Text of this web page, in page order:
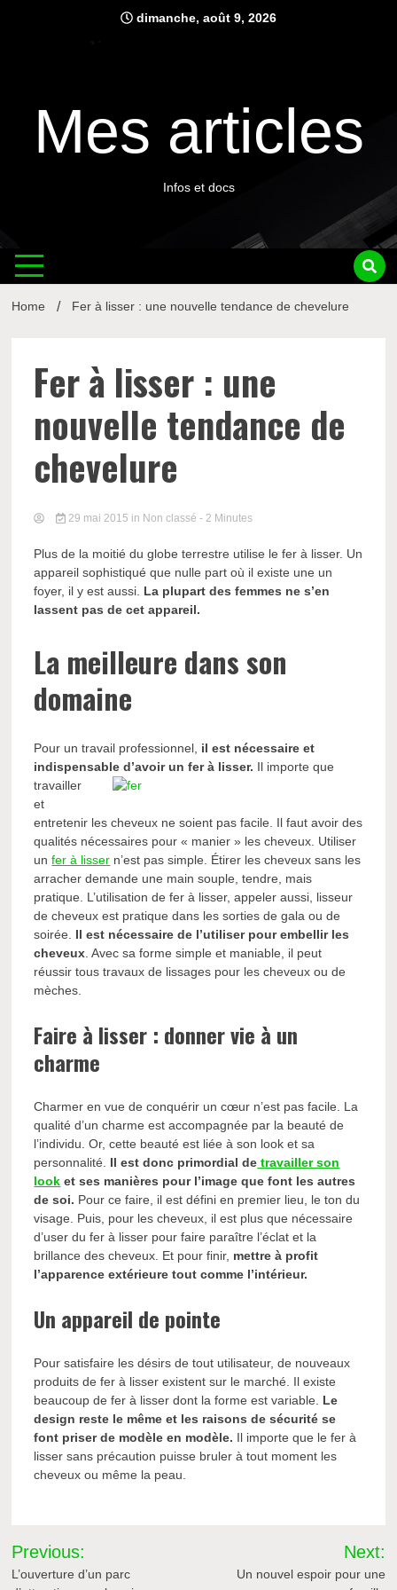
dimanche, août 9, 2026
Mes articles
Infos et docs
Home Fer à lisser : une nouvelle tendance de chevelure
Fer à lisser : une
nouvelle tendance de
chevelure
29 mai 2015 in Non classé - 2 Minutes
Plus de la moitié du globe terrestre utilise le fer à lisser. Un
appareil sophistiqué que nulle part où il existe une un
foyer, il y est aussi. La plupart des femmes ne s’en
lassent pas de cet appareil.
La meilleure dans son
domaine
Pour un travail professionnel, il est nécessaire et
indispensable d’avoir un fer à lisser. Il importe que
travailler
et
entretenir les cheveux ne soient pas facile. Il faut avoir des
qualités nécessaires pour « manier » les cheveux. Utiliser
unfer à lisser n’est pas simple. Étirer les cheveux sans les
arracher demande une main souple, tendre, mais
pratique. L’utilisation de fer à lisser, appeler aussi, lisseur
de cheveux est pratique dans les sorties de gala ou de
soirée. Il est nécessaire de l’utiliser pour embellir les
cheveux . Avec sa forme simple et maniable, il peut
réussir tous travaux de lissages pour les cheveux ou de
mèches.
Faire à lisser : donner vie à un
charme
Charmer en vue de conquérir un cœur n’est pas facile. La
qualité d’un charme est accompagnée par la beauté de
l’individu. Or, cette beauté est liée à son look et sa
personnalité.
Il est donc primordial de travailler son
look et ses manières pour l’image que font les autres
de soi. Pour ce faire, il est défini en premier lieu, le ton du
visage. Puis, pour les cheveux, il est plus que nécessaire
d’user du fer à lisser pour faire paraître l’éclat et la
brillance des cheveux. Et pour finir, mettre à profit
l’apparence extérieure tout comme l’intérieur.
Un appareil de pointe
Pour satisfaire les désirs de tout utilisateur, de nouveaux
produits de fer à lisser existent sur le marché. Il existe
beaucoup de fer à lisser dont la forme est variable.
Le
design reste le même et les raisons de sécurité se
font priser de modèle en modèle. Il importe que le fer à
lisser sans précaution puisse bruler à tout moment les
cheveux ou même la peau.
Navigation
de
Previous:
L’ouverture d’un parc
Next:
Un nouvel espoir pour une